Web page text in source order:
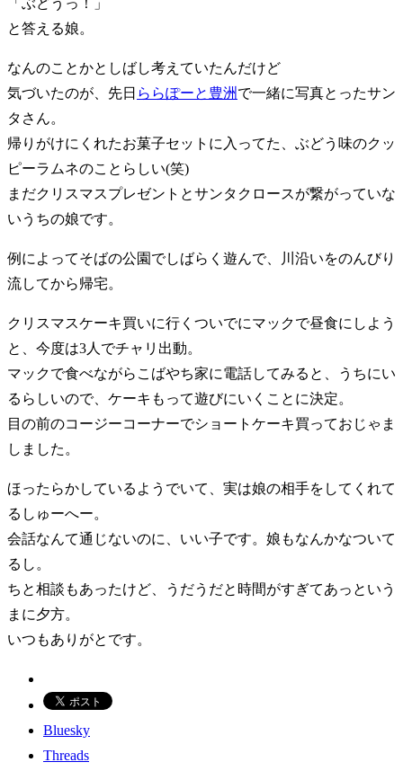
と答える娘。
なんのことかとしばし考えていたんだけど
気づいたのが、先日 ららぽーと豊洲 で一緒に写真とったサン
タさん。
帰りがけにくれたお菓子セットに入ってた、ぶどう味のクッ
ピーラムネのことらしい(笑)
まだクリスマスプレゼントとサンタクロースが繋がっていな
いうちの娘です。
例によってそばの公園でしばらく遊んで、川沿いをのんびり
流してから帰宅。
クリスマスケーキ買いに行くついでにマックで昼食にしよう
と、今度は3人でチャリ出動。
マックで食べながらこばやち家に電話してみると、うちにい
るらしいので、ケーキもって遊びにいくことに決定。
目の前のコージーコーナーでショートケーキ買っておじゃま
しました。
ほったらかしているようでいて、実は娘の相手をしてくれて
るしゅーへー。
会話なんて通じないのに、いい子です。娘もなんかなついて
るし。
ちと相談もあったけど、うだうだと時間がすぎてあっという
まに夕方。
いつもありがとです。
Bluesky
Threads